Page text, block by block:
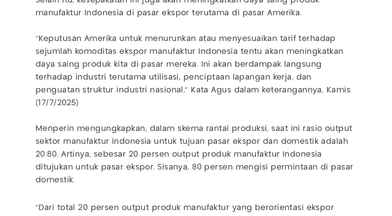
manufaktur Indonesia di pasar ekspor terutama di pasar Amerika.
“Keputusan Amerika untuk menurunkan atau menyesuaikan tarif terhadap
sejumlah komoditas ekspor manufaktur Indonesia tentu akan meningkatkan
daya saing produk kita di pasar mereka. Ini akan berdampak langsung
terhadap industri terutama utilisasi, penciptaan lapangan kerja, dan
penguatan struktur industri nasional," Kata Agus dalam keterangannya, Kamis
(17/7/2025)
Menperin mengungkapkan, dalam skema rantai produksi, saat ini rasio output
sektor manufaktur Indonesia untuk tujuan pasar ekspor dan domestik adalah
20:80. Artinya, sebesar 20 persen output produk manufaktur Indonesia
ditujukan untuk pasar ekspor. Sisanya, 80 persen mengisi permintaan di pasar
domestik.
“Dari total 20 persen output produk manufaktur yang berorientasi ekspor